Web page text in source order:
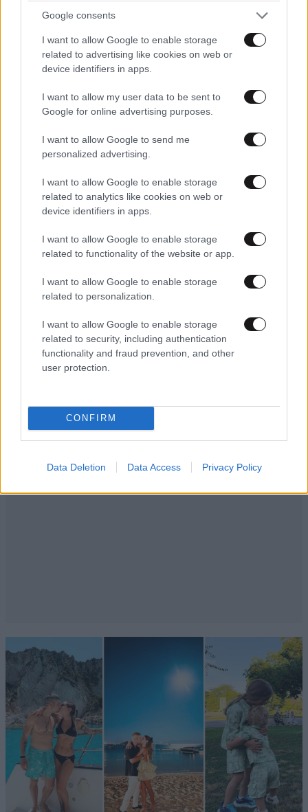
Google consents
I want to allow Google to enable storage
related to advertising like cookies on web or
device identifiers in apps.
I want to allow my user data to be sent to
Google for online advertising purposes.
I want to allow Google to send me
personalized advertising.
I want to allow Google to enable storage
related to analytics like cookies on web or
device identifiers in apps.
I want to allow Google to enable storage
related to functionality of the website or app.
I want to allow Google to enable storage
related to personalization.
I want to allow Google to enable storage
related to security, including authentication
functionality and fraud prevention, and other
user protection.
CONFIRM
Data Deletion Data Access Privacy Policy
ΚΟΣΜΟΣ09·08·2026 07:44
που φέρεται να βρίσκεται πίσω του – Τι ορίζει ο
όρος Greek Mafia